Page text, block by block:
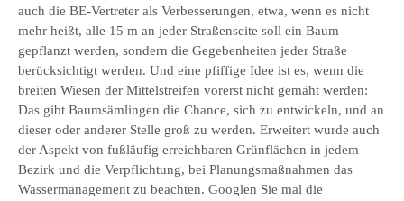
auch die BE-Vertreter als Verbesserungen, etwa, wenn es nicht
mehr heißt, alle 15 m an jeder Straßenseite soll ein Baum
gepflanzt werden, sondern die Gegebenheiten jeder Straße
berücksichtigt werden. Und eine pfiffige Idee ist es, wenn die
breiten Wiesen der Mittelstreifen vorerst nicht gemäht werden:
Das gibt Baumsämlingen die Chance, sich zu entwickeln, und an
dieser oder anderer Stelle groß zu werden. Erweitert wurde auch
der Aspekt von fußläufig erreichbaren Grünflächen in jedem
Bezirk und die Verpflichtung, bei Planungsmaßnahmen das
Wassermanagement zu beachten. Googlen Sie mal die